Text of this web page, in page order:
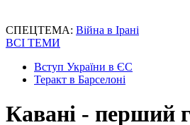
СПЕЦТЕМА: Війна в Ірані
ВСІ ТЕМИ
Вступ України в ЄС
Теракт в Барселоні
Кавані - перший